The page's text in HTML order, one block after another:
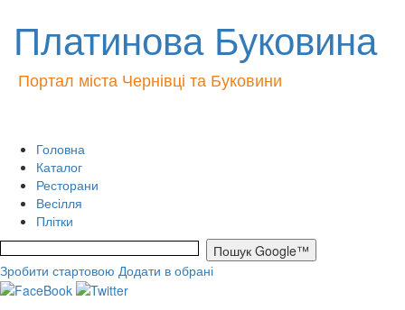
Платинова Буковина
Портал міста Чернівці та Буковини
Головна
Каталог
Ресторани
Весілля
Плітки
Зробити стартовою Додати в обрані